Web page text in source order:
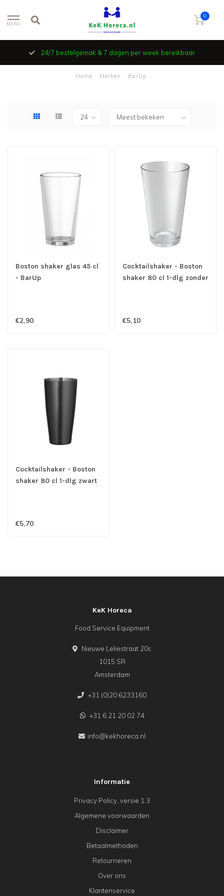
MENU
0
24/7 bestelgemak & 7 dagen per week bereikbaar
Home Merken BarUp
Boston shaker glas 45 cl
- BarUp
€2,90
Cocktailshaker - Boston
shaker 80 cl 1-dlg zonder
€5,10
Cocktailshaker - Boston
shaker 80 cl 1-dlg zwart
€5,70
KeK Horeca
Food Service Equipment
Nieuwe Leliestraat 20c
1015 SR
Amsterdam
+31 (0)20 6233160
+31 6 21 20 02 74
info@kekhoreca.nl
Informatie
Privacy Policy, versie 1.3
Algemene voorwaarden
Disclaimer
Betaalmethoden
Retourneren
Over ons
Klantenservice